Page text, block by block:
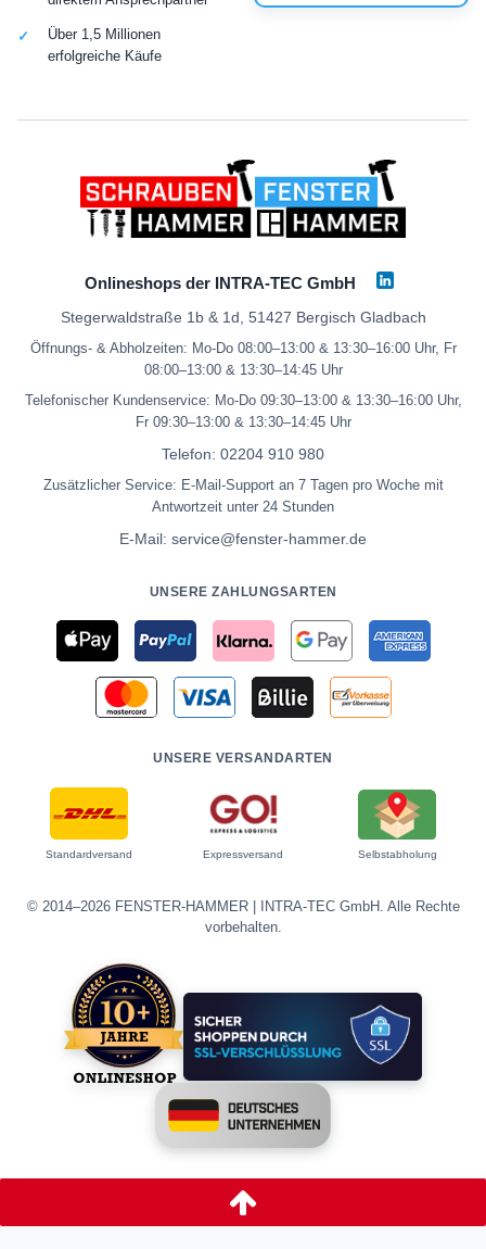
Über 1,5 Millionen
erfolgreiche Käufe
Onlineshops der INTRA-TEC GmbH
Stegerwaldstraße 1b & 1d, 51427 Bergisch Gladbach
Öffnungs- & Abholzeiten: Mo-Do 08:00–13:00 & 13:30–16:00 Uhr, Fr
08:00–13:00 & 13:30–14:45 Uhr
Telefonischer Kundenservice: Mo-Do 09:30–13:00 & 13:30–16:00 Uhr,
Fr 09:30–13:00 & 13:30–14:45 Uhr
Telefon: 02204 910 980
Zusätzlicher Service: E-Mail-Support an 7 Tagen pro Woche mit
Antwortzeit unter 24 Stunden
E-Mail: service@fenster-hammer.de
UNSERE ZAHLUNGSARTEN
UNSERE VERSANDARTEN
Standardversand Expressversand Selbstabholung
© 2014–2026 FENSTER-HAMMER | INTRA-TEC GmbH. Alle Rechte
vorbehalten.